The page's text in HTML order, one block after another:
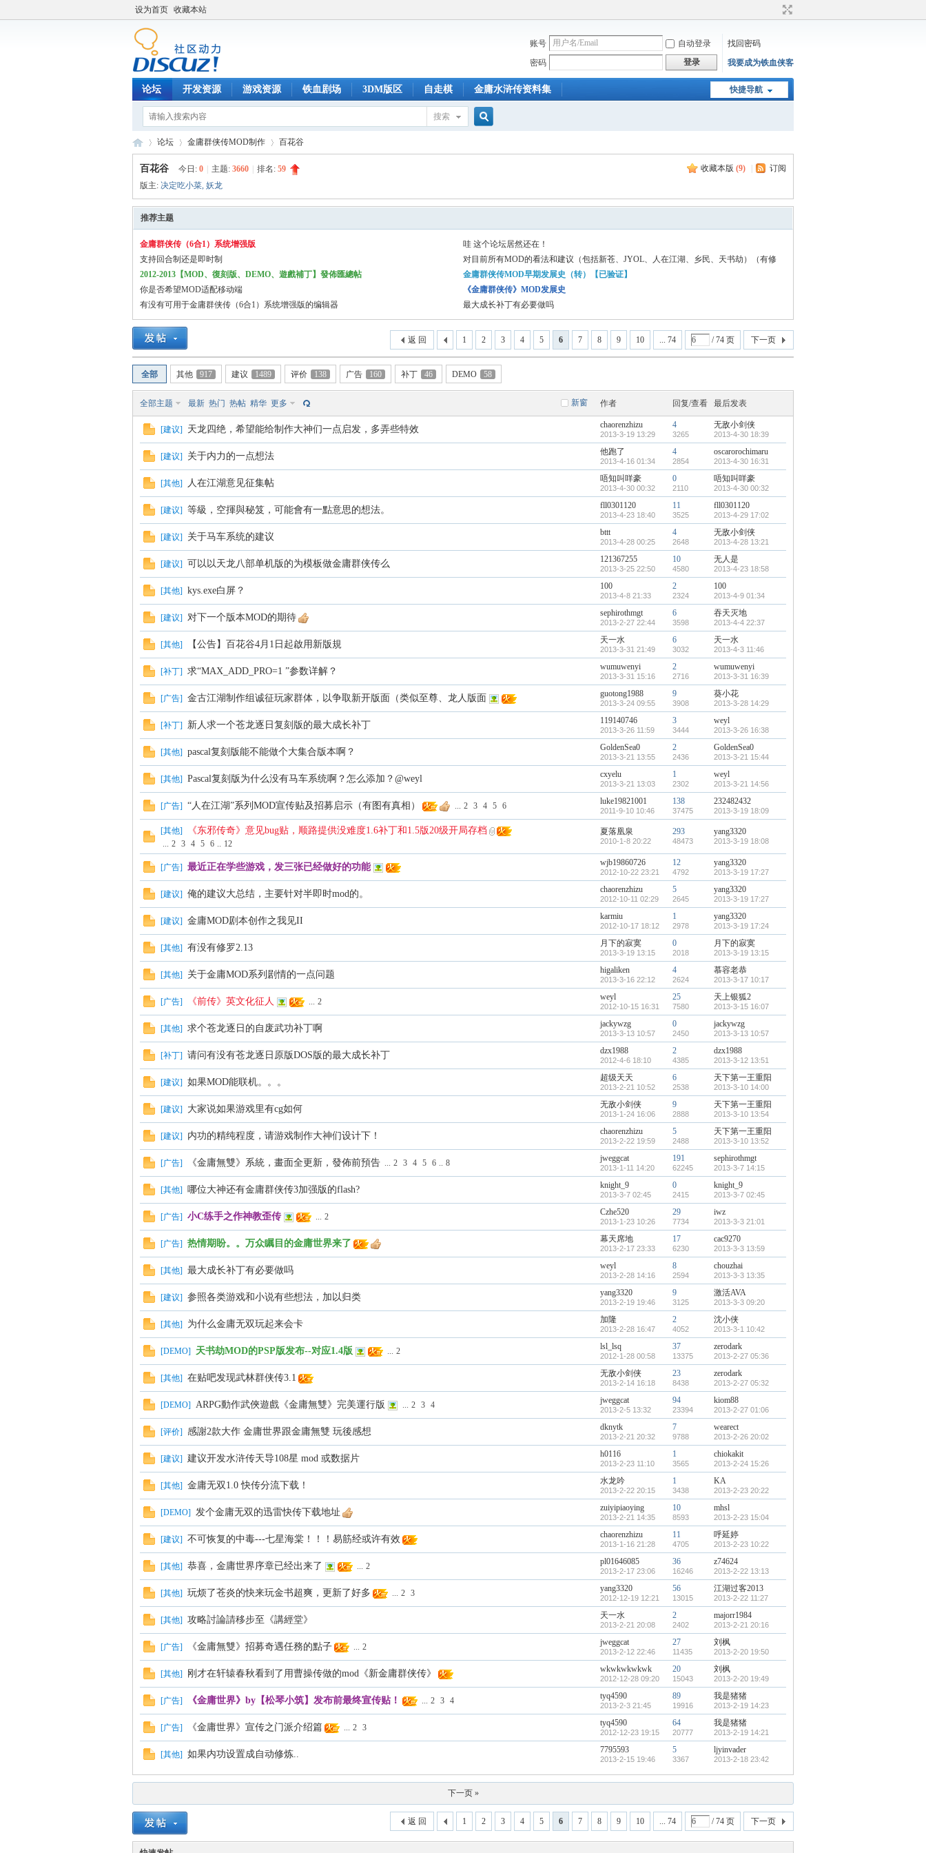
设为首页 收藏本站
账号 自动登录
找回密码
密码
登录 我要成为铁血侠客
快捷导航
论坛 开发资源 游戏资源 铁血剧场 3DM版区 自走棋 金庸水浒传资料集
搜索
铁 »
论坛
›
金庸群侠传MOD制作
›
百花谷
收藏本版 (9) 订阅
百花谷 今日: 0 主题: 3660 排名: 59
版主: 决定吃小菜, 妖龙
推荐主题
金庸群侠传（6合1）系统增强版
哇 这个论坛居然还在！
支持回合制还是即时制
对目前所有MOD的看法和建议（包括新苍、JYOL、人在江湖、乡民、天书劫）（有修
改）
2012-2013【MOD、復刻版、DEMO、遊戲補丁】發佈匯總帖
金庸群侠传MOD早期发展史（转）【已验证】
你是否希望MOD适配移动端
《金庸群侠传》MOD发展史
有没有可用于金庸群侠传（6合1）系统增强版的编辑器
最大成长补丁有必要做吗
1 2 3 4 5 6 7 8 9 10 ... 74 / 74 页 下一页
返 回
全部 其他 917 建议 1489 评价 138 广告 160 补丁 46 DEMO 58
新窗
全部主题 最新 热门 热帖 精华 更多 作者 回复/查看 最后发表
[建议] 天龙四绝，希望能给制作大神们一点启发，多弄些特效 chaorenzhizu
2013-3-19 13:29
4
3265
无敌小剑侠
2013-4-30 18:39
[建议] 关于内力的一点想法 他跑了
2013-4-16 01:34
4
2854
oscarorochimaru
2013-4-30 16:31
[其他] 人在江湖意见征集帖 唔知叫咩豪
2013-4-30 00:32
0
2110
唔知叫咩豪
2013-4-30 00:32
[建议] 等級，空揮與秘笈，可能會有一點意思的想法。 fll0301120
2013-4-23 18:40
11
3525
fll0301120
2013-4-29 17:02
[建议] 关于马车系统的建议 bttt
2013-4-28 00:25
4
2648
无敌小剑侠
2013-4-28 13:21
[建议] 可以以天龙八部单机版的为模板做金庸群侠传么 121367255
2013-3-25 22:50
10
4580
无人是
2013-4-23 18:58
[其他] kys.exe白屏？ 100
2013-4-8 21:33
2
2324
100
2013-4-9 01:34
[建议] 对下一个版本MOD的期待 sephirothmgt
2013-2-27 22:44
6
3598
吞天灭地
2013-4-4 22:37
[其他] 【公告】百花谷4月1日起啟用新版規 天一水
2013-3-31 21:49
6
3032
天一水
2013-4-3 11:46
[补丁] 求“MAX_ADD_PRO=1 ”参数详解？ wumuwenyi
2013-3-31 15:16
2
2716
wumuwenyi
2013-3-31 16:39
[广告] 金古江湖制作组诚征玩家群体，以争取新开版面（类似至尊、龙人版面 guotong1988
2013-3-24 09:55
9
3908
葵小花
2013-3-28 14:29
[补丁] 新人求一个苍龙逐日复刻版的最大成长补丁 119140746
2013-3-26 11:59
3
3444
weyl
2013-3-26 16:38
[其他] pascal复刻版能不能做个大集合版本啊？ GoldenSea0
2013-3-21 13:55
2
2436
GoldenSea0
2013-3-21 15:44
[其他] Pascal复刻版为什么没有马车系统啊？怎么添加？@weyl cxyelu
2013-3-21 13:03
1
2302
weyl
2013-3-21 14:56
[广告] “人在江湖”系列MOD宣传贴及招募启示（有图有真相） ... 2 3 4 5 6 luke19821001
2011-9-10 10:46
138
37475
232482432
2013-3-19 18:09
[其他] 《东邪传奇》意见bug贴，顺路提供没难度1.6补丁和1.5版20级开局存档
... 2 3 4 5 6 .. 12
夏落凰泉
2010-1-8 20:22
293
48473
yang3320
2013-3-19 18:08
[广告] 最近正在学些游戏，发三张已经做好的功能 wjb19860726
2012-10-22 23:21
12
4792
yang3320
2013-3-19 17:27
[建议] 俺的建议大总结，主要针对半即时mod的。 chaorenzhizu
2012-10-11 02:29
5
2645
yang3320
2013-3-19 17:27
[建议] 金庸MOD剧本创作之我见II karmiu
2012-10-17 18:12
1
2978
yang3320
2013-3-19 17:24
[其他] 有没有修罗2.13 月下的寂寞
2013-3-19 13:15
0
2018
月下的寂寞
2013-3-19 13:15
[其他] 关于金庸MOD系列剧情的一点问题 higaliken
2013-3-16 22:12
4
2624
慕容老恭
2013-3-17 10:17
[广告] 《前传》英文化征人 ... 2 weyl
2012-10-15 16:31
25
7580
天上银狐2
2013-3-15 16:07
[其他] 求个苍龙逐日的自废武功补丁啊 jackywzg
2013-3-13 10:57
0
2450
jackywzg
2013-3-13 10:57
[补丁] 请问有没有苍龙逐日原版DOS版的最大成长补丁 dzx1988
2012-4-6 18:10
2
4385
dzx1988
2013-3-12 13:51
[建议] 如果MOD能联机。。。 超级天天
2013-2-21 10:52
6
2538
天下第一王重阳
2013-3-10 14:00
[建议] 大家说如果游戏里有cg如何 无敌小剑侠
2013-1-24 16:06
9
2888
天下第一王重阳
2013-3-10 13:54
[建议] 内功的精纯程度，请游戏制作大神们设计下！ chaorenzhizu
2013-2-22 19:59
5
2488
天下第一王重阳
2013-3-10 13:52
[广告] 《金庸無雙》系統，畫面全更新，發佈前預告 ... 2 3 4 5 6 .. 8 jweggcat
2013-1-11 14:20
191
62245
sephirothmgt
2013-3-7 14:15
[其他] 哪位大神还有金庸群侠传3加强版的flash? knight_9
2013-3-7 02:45
0
2415
knight_9
2013-3-7 02:45
[广告] 小C练手之作神教歪传 ... 2 Czhe520
2013-1-23 10:26
29
7734
iwz
2013-3-3 21:01
[广告] 热情期盼。。万众瞩目的金庸世界来了 幕天席地
2013-2-17 23:33
17
6230
cac9270
2013-3-3 13:59
[其他] 最大成长补丁有必要做吗 weyl
2013-2-28 14:16
8
2594
chouzhai
2013-3-3 13:35
[建议] 参照各类游戏和小说有些想法，加以归类 yang3320
2013-2-19 19:46
9
3125
激活AVA
2013-3-3 09:20
[其他] 为什么金庸无双玩起来会卡 加隆
2013-2-28 16:47
2
4052
沈小侠
2013-3-1 10:42
[DEMO] 天书劫MOD的PSP版发布--对应1.4版 ... 2 lsl_lsq
2012-1-28 00:58
37
13375
zerodark
2013-2-27 05:36
[其他] 在贴吧发现武林群侠传3.1 无敌小剑侠
2013-2-14 16:18
23
8438
zerodark
2013-2-27 05:32
[DEMO] ARPG動作武俠遊戲《金庸無雙》完美運行版 ... 2 3 4 jweggcat
2013-2-5 13:32
94
23394
kiom88
2013-2-27 01:06
[评价] 感謝2款大作 金庸世界跟金庸無雙 玩後感想 dknytk
2013-2-21 20:32
7
9788
wearect
2013-2-26 20:02
[建议] 建议开发水浒传天导108星 mod 或数据片 h0116
2013-2-23 11:10
1
3565
chiokakit
2013-2-24 15:26
[其他] 金庸无双1.0 快传分流下载！ 水龙吟
2013-2-22 20:15
1
3438
KA
2013-2-23 20:22
[DEMO] 发个金庸无双的迅雷快传下载地址 zuiyipiaoying
2013-2-21 14:35
10
8593
mhsl
2013-2-23 15:04
[建议] 不可恢复的中毒---七星海棠！！！易筋经或许有效 chaorenzhizu
2013-1-16 21:28
11
4705
呼延婷
2013-2-23 10:22
[其他] 恭喜，金庸世界序章已经出来了 ... 2 pl01646085
2013-2-17 23:06
36
16246
z74624
2013-2-22 13:13
[其他] 玩烦了苍炎的快来玩金书超爽，更新了好多 ... 2 3 yang3320
2012-12-19 12:21
56
13015
江湖过客2013
2013-2-22 11:27
[其他] 攻略討論請移步至《講經堂》 天一水
2013-2-21 20:08
2
2402
majorr1984
2013-2-21 20:16
[广告] 《金庸無雙》招募奇遇任務的點子 ... 2 jweggcat
2013-2-12 22:46
27
11435
刘枫
2013-2-20 19:50
[其他] 刚才在轩辕春秋看到了用曹操传做的mod《新金庸群侠传》 wkwkwkwkwk
2012-12-28 09:20
20
15043
刘枫
2013-2-20 19:49
[广告] 《金庸世界》by【松琴小筑】发布前最终宣传贴！ ... 2 3 4 tyq4590
2013-2-3 21:45
89
19916
我是猪猪
2013-2-19 14:23
[广告] 《金庸世界》宣传之门派介绍篇 ... 2 3 tyq4590
2012-12-23 19:15
64
20777
我是猪猪
2013-2-19 14:21
[其他] 如果内功设置成自动修炼.. 7795593
2013-2-15 19:46
5
3367
ljyinvader
2013-2-18 23:42
下一页 »
1 2 3 4 5 6 7 8 9 10 ... 74 / 74 页 下一页
返 回